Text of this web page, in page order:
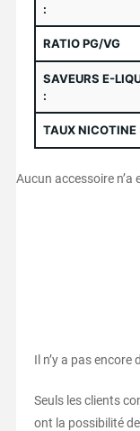
:
RATIO PG/VG
SAVEURS E-
:
TAUX NICOTINE
Aucun accessoire n’a
Il n’y a pas encore
Seuls les clients
ont la possibilité